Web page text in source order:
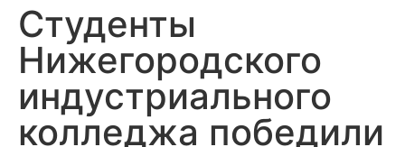
Студенты
Нижегородского
индустриального
колледжа победили